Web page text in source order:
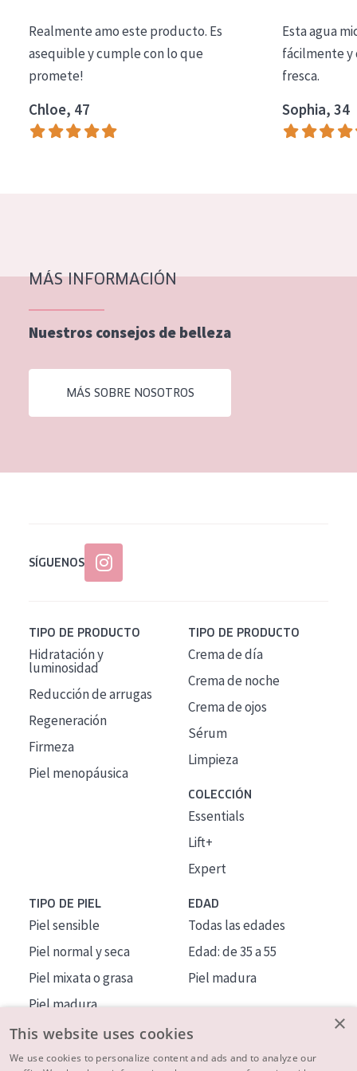
Essentials
Lift+
Expert
Piel madura
Piel menopáusica
EDAD
Realmente amo este producto. Es
asequible y cumple con lo que
promete!
Chloe, 47
Esta agua
fácilmente y
fresca.
Sophia, 34
MÁS INFORMACIÓN
Nuestros consejos de belleza
MÁS SOBRE NOSOTROS
SÍGUENOS
TIPO DE PRODUCTO
Hidratación y
luminosidad
Reducción de arrugas
Regeneración
Firmeza
Piel menopáusica
TIPO DE PRODUCTO
Crema de día
Crema de noche
Crema de ojos
Sérum
Limpieza
COLECCIÓN
Essentials
Lift+
Expert
TIPO DE PIEL
Piel sensible
Piel normal y seca
Piel mixata o grasa
Piel madura
Piel expuesta al sol
Piel menopáusica
EDAD
Todas las edades
Edad: de 35 a 55
Piel madura
×
This website uses cookies
We use cookies to personalize content and ads and to analyze our